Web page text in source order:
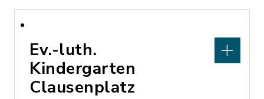
Ev.-luth.
Kindergarten
Clausenplatz